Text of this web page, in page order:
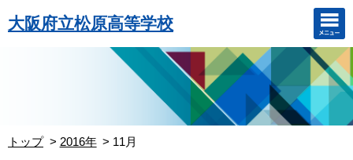
大阪府立松原高等学校
トップ 2016年 11月